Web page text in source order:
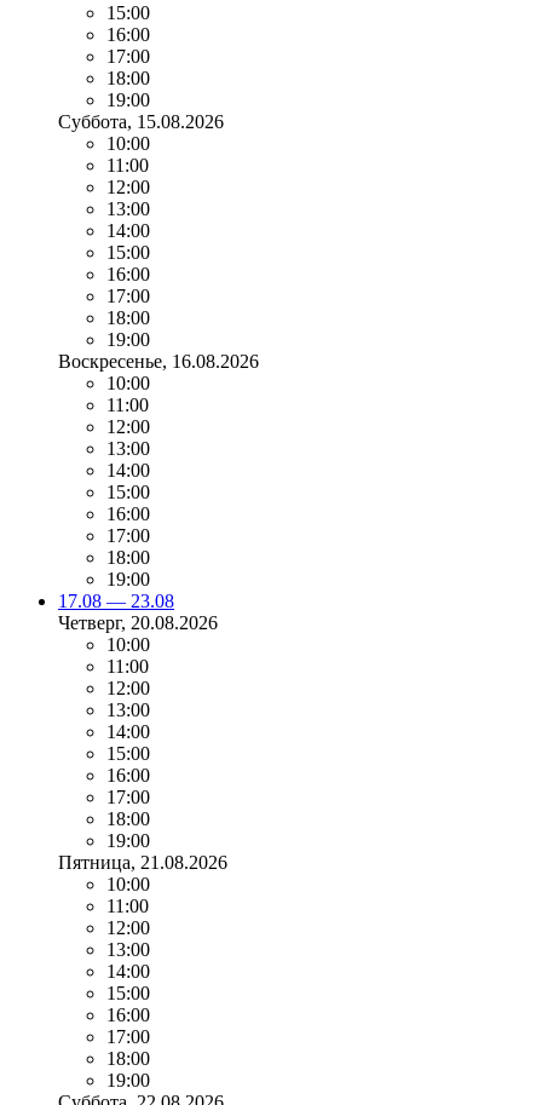
15:00
16:00
17:00
18:00
19:00
Суббота, 15.08.2026
10:00
11:00
12:00
13:00
14:00
15:00
16:00
17:00
18:00
19:00
Воскресенье, 16.08.2026
10:00
11:00
12:00
13:00
14:00
15:00
16:00
17:00
18:00
19:00
17.08 — 23.08
Четверг, 20.08.2026
10:00
11:00
12:00
13:00
14:00
15:00
16:00
17:00
18:00
19:00
Пятница, 21.08.2026
10:00
11:00
12:00
13:00
14:00
15:00
16:00
17:00
18:00
19:00